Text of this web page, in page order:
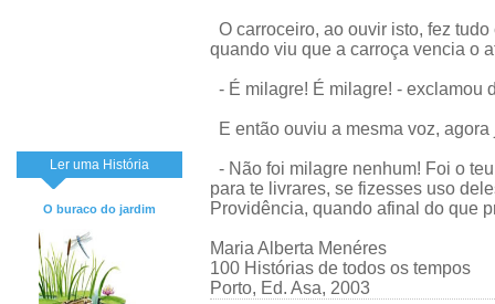
Ler uma História
O buraco do jardim
O carroceiro, ao ouvir isto, fez
quando viu que a carroça vencia o
- É milagre! É milagre! - exclamou
E então ouviu a mesma voz,
- Não foi milagre nenhum! Foi o
para te livrares, se fizesses uso
Providência, quando afinal do que
Maria Alberta Menéres
100 Histórias de todos os tempos
Porto, Ed. Asa, 2003